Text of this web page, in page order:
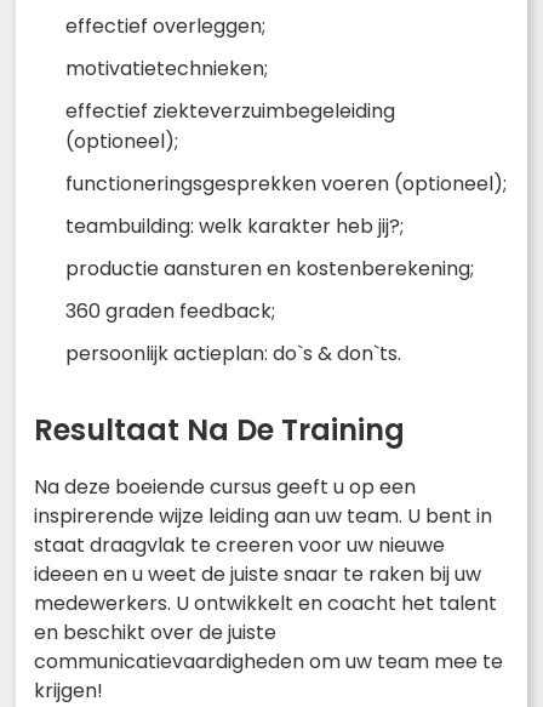
effectief overleggen;
motivatietechnieken;
effectief ziekteverzuimbegeleiding
(optioneel);
functioneringsgesprekken voeren (optioneel);
teambuilding: welk karakter heb jij?;
productie aansturen en kostenberekening;
360 graden feedback;
persoonlijk actieplan: do`s & don`ts.
Resultaat Na De Training
Na deze boeiende cursus geeft u op een
inspirerende wijze leiding aan uw team. U bent in
staat draagvlak te creeren voor uw nieuwe
ideeen en u weet de juiste snaar te raken bij uw
medewerkers. U ontwikkelt en coacht het talent
en beschikt over de juiste
communicatievaardigheden om uw team mee te
krijgen!